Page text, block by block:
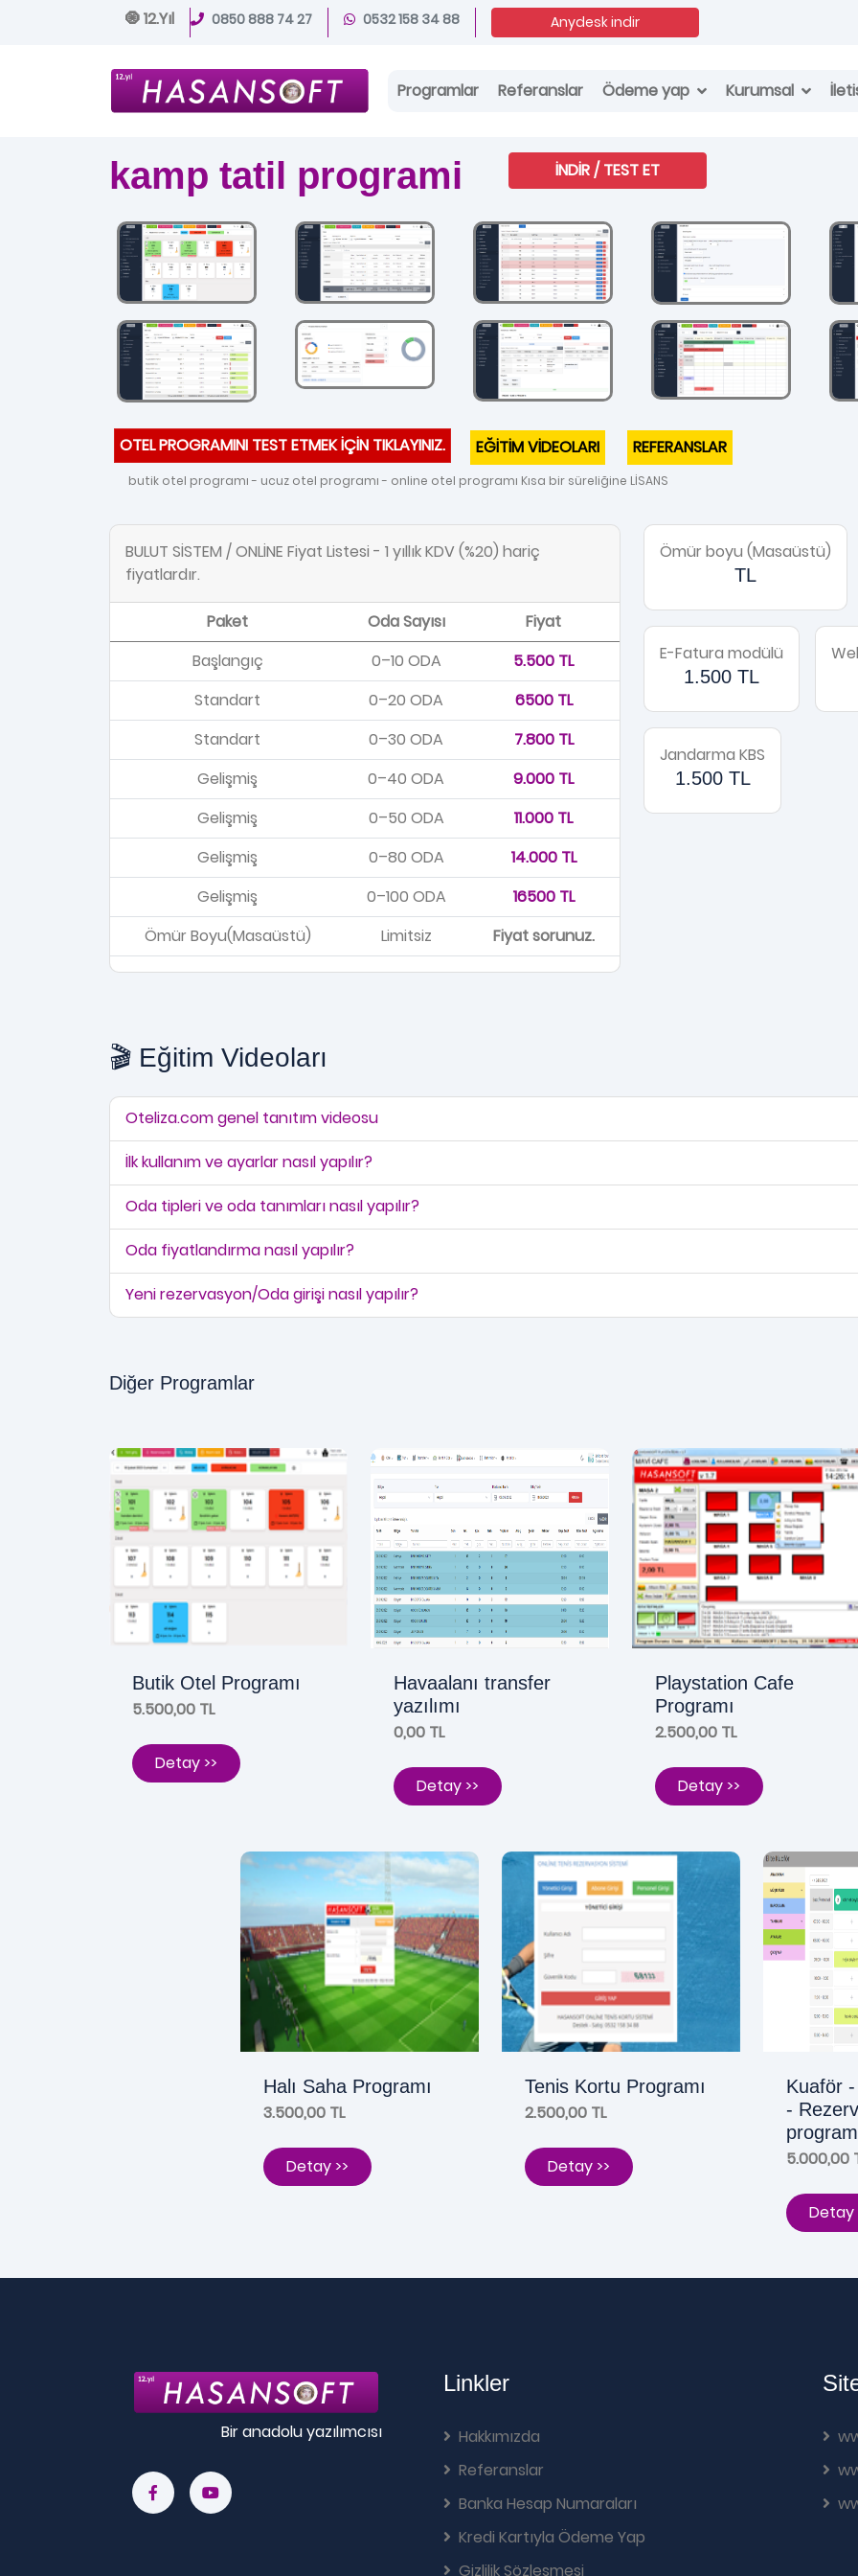
🧿 12.Yıl 0850 888 74 27 0532 158 34 88 Anydesk indir
Programlar Referanslar Ödeme yap Kurumsal
kamp tatil programi İNDİR / TEST ET
OTEL PROGRAMINI TEST ETMEK İÇİN TIKLAYINIZ. EĞİTİM VİDEOLARI REFERANSLAR
butik otel programı - ucuz otel programı - online otel programı Kısa bir süreliğine LİSANS
BULUT SİSTEM / ONLİNE Fiyat Listesi - 1 yıllık KDV (%20) hariç
fiyatlardır.
Paket Oda Sayısı
Fiyat
Başlangıç
0–10 ODA
5.500 TL
Standart
0–20 ODA
6500 TL
Standart
0–30 ODA
7.800 TL
Gelişmiş
0–40 ODA
9.000 TL
Gelişmiş
0–50 ODA
11.000 TL
Gelişmiş
0–80 ODA
14.000 TL
Gelişmiş
0–100 ODA
16500 TL
Ömür Boyu(Masaüstü)
Limitsiz Fiyat sorunuz.
Ömür boyu (Masaüstü)
TL
E-Fatura modülü
1.500 TL
Jandarma KBS
1.500 TL
🎬 Eğitim Videoları
Oteliza.com genel tanıtım videosu
İlk kullanım ve ayarlar nasıl yapılır?
Oda tipleri ve oda tanımları nasıl yapılır?
Oda fiyatlandırma nasıl yapılır?
Yeni rezervasyon/Oda girişi nasıl yapılır?
Diğer Programlar
Butik Otel Programı
5.500,00 TL
Detay >>
Havaalanı transfer
yazılımı
0,00 TL
Detay >>
Playstation Cafe
Programı
2.500,00 TL
Detay >>
Halı Saha Programı
3.500,00 TL
Detay >>
Tenis Kortu Programı
2.500,00 TL
Detay >>
Kuaför
-
5.000,00
Detay
Bir anadolu yazılımcısı
Linkler
Hakkımızda
Referanslar
Banka Hesap Numaraları
Kredi Kartıyla Ödeme Yap
Gizlilik Sözleşmesi